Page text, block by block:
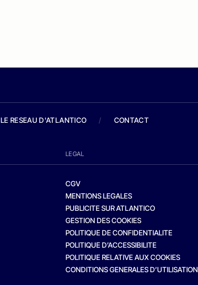
LE RESEAU D'ATLANTICO / CONTACT
LEGAL
CGV
MENTIONS LEGALES
PUBLICITE SUR ATLANTICO
GESTION DES COOKIES
POLITIQUE DE CONFIDENTIALITE
POLITIQUE D’ACCESSIBILITE
POLITIQUE RELATIVE AUX COOKIES
CONDITIONS GENERALES D’UTILISATION